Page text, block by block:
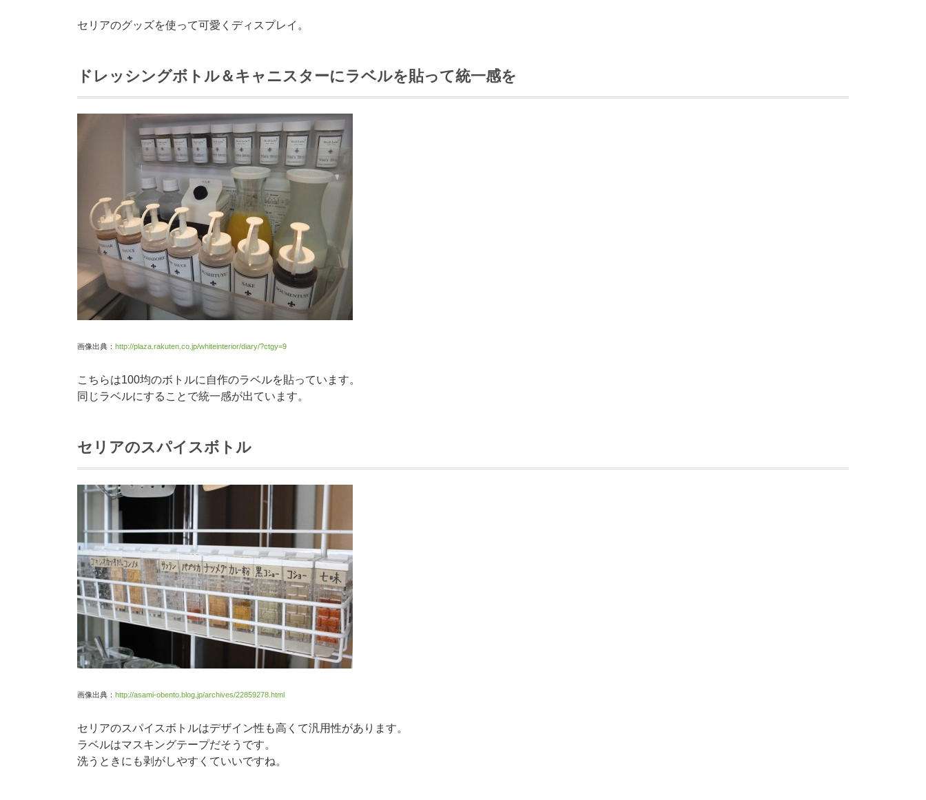
セリアのグッズを使って可愛くディスプレイ。
ドレッシングボトル＆キャニスターにラベルを貼って統一感を
画像出典： http://plaza.rakuten.co.jp/whiteinterior/diary/?ctgy=9
こちらは100均のボトルに自作のラベルを貼っています。
同じラベルにすることで統一感が出ています。
セリアのスパイスボトル
画像出典： http://asami-obento.blog.jp/archives/22859278.html
セリアのスパイスボトルはデザイン性も高くて汎用性があります。
ラベルはマスキングテープだそうです。
洗うときにも剥がしやすくていいですね。